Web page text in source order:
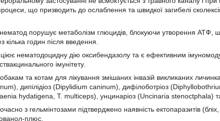
що призводить до ослаблення та швидкої загибелі
порушує метаболізм глюцидів, блокуючи утворення АТФ, що
кілька годин після введення.
нематодоцидну дію оксибендазолу та є ефективним
імунітету.
та котам для лікування змішаних інвазій викликаних
дипілідіоз (Dipylidium caninum), дифілоботріоз
hydatigena, T. multiceps), унцинаріоз (Uncinaria stenoctphala)
з гельмінтозами підтверджено наявність ектопаразитів
плюс.